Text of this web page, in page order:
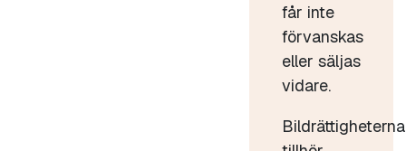
får inte
förvanskas
eller säljas
vidare.
Bildrättigheterna